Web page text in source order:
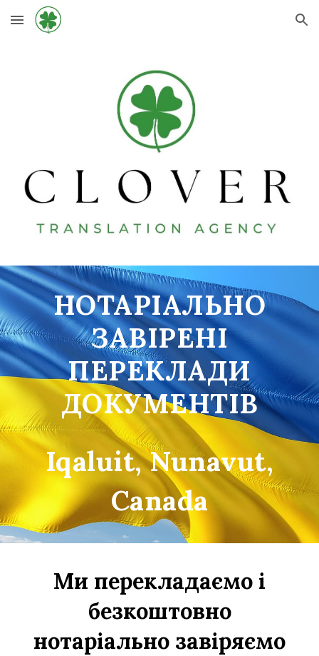
Skip to main content Skip to navigation
НОТАРІАЛЬНО
ЗАВІРЕНІ
ПЕРЕКЛАДИ
ДОКУМЕНТІВ
Iqaluit, Nunavut,
Canada
Ми перекладаємо і
безкоштовно
нотаріально завіряємо